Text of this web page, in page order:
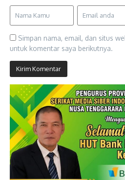
Simpan nama, email, dan situs
untuk komentar saya berikutnya.